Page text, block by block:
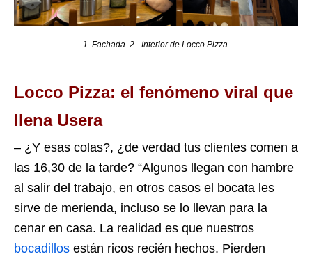
1. Fachada. 2.- Interior de Locco Pizza.
Locco Pizza: el fenómeno viral que
llena Usera
– ¿Y esas colas?, ¿de verdad tus clientes comen a
las 16,30 de la tarde? “Algunos llegan con hambre
al salir del trabajo, en otros casos el bocata les
sirve de merienda, incluso se lo llevan para la
cenar en casa. La realidad es que nuestros
bocadillos están ricos recién hechos. Pierden